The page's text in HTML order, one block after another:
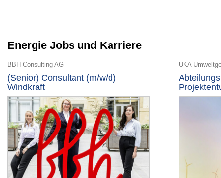
Energie Jobs und Karriere
BBH Consulting AG
(Senior) Consultant (m/w/d)
Windkraft